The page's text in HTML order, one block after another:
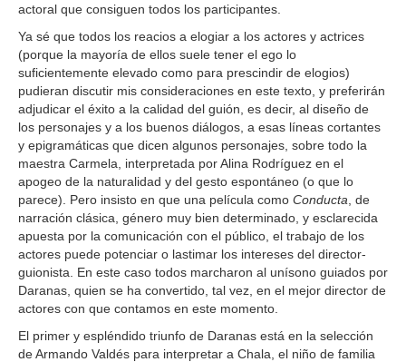
actoral que consiguen todos los participantes.
Ya sé que todos los reacios a elogiar a los actores y actrices
(porque la mayoría de ellos suele tener el ego lo
suficientemente elevado como para prescindir de elogios)
pudieran discutir mis consideraciones en este texto, y preferirán
adjudicar el éxito a la calidad del guión, es decir, al diseño de
los personajes y a los buenos diálogos, a esas líneas cortantes
y epigramáticas que dicen algunos personajes, sobre todo la
maestra Carmela, interpretada por Alina Rodríguez en el
apogeo de la naturalidad y del gesto espontáneo (o que lo
parece). Pero insisto en que una película como Conducta , de
narración clásica, género muy bien determinado, y esclarecida
apuesta por la comunicación con el público, el trabajo de los
actores puede potenciar o lastimar los intereses del director-
guionista. En este caso todos marcharon al unísono guiados por
Daranas, quien se ha convertido, tal vez, en el mejor director de
actores con que contamos en este momento.
El primer y espléndido triunfo de Daranas está en la selección
de Armando Valdés para interpretar a Chala, el niño de familia